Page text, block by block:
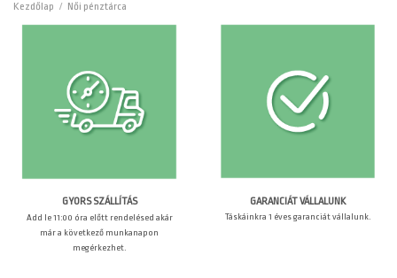
Kezdőlap / Női pénztárca
GYORS SZÁLLÍTÁS
Add le 11:00 óra előtt rendelésed akár
már a következő munkanapon
megérkezhet.
GARANCIÁT VÁLLALUNK
Táskáinkra 1 éves garanciát vállalunk.